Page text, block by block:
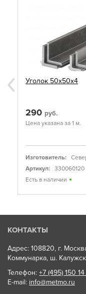
Уголок 50х50х4
290 руб.
Цена указана за 1 м.
Изготовитель:
Артикул:
330060120
Есть в наличии
КОНТАКТЫ
Адрес: 108820, г.
Коммунарка, ш.
Телефон: +7 (495) 150
E-mail: info@metmo.ru